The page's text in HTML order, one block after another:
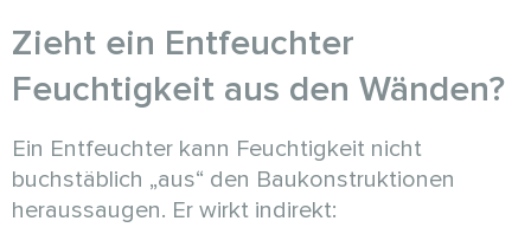
Zieht ein Entfeuchter
Feuchtigkeit aus den Wänden?
Ein Entfeuchter kann Feuchtigkeit nicht
buchstäblich „aus“ den Baukonstruktionen
heraussaugen. Er wirkt indirekt: